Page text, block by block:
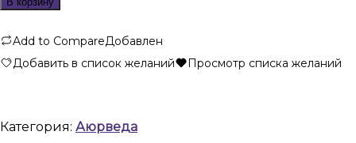
Шалаки,
лечения
болезней
суставов,
Хималая,
Shallaki,
Add to CompareДобавлен
Добавить в список желаний
Просмотр списка желаний
Категория: Аюрведа